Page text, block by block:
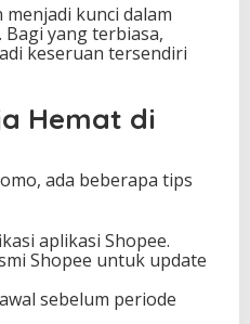
kunci dalam
yang terbiasa,
keseruan tersendiri
Hemat di
ada beberapa tips
aplikasi Shopee.
Shopee untuk update
sebelum periode